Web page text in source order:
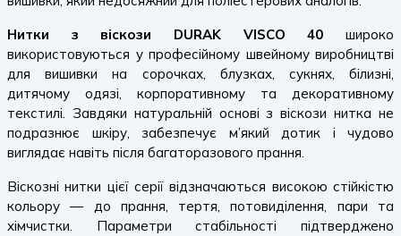
Нитки з віскози DURAK VISCO 40 широко
використовуються у професійному швейному виробництві
для вишивки на сорочках, блузках, сукнях, білизні,
дитячому одязі, корпоративному та декоративному
текстилі. Завдяки натуральній основі з віскози нитка не
подразнює шкіру, забезпечує м’який дотик і чудово
виглядає навіть після багаторазового прання.
Віскозні нитки цієї серії відзначаються високою стійкістю
кольору — до прання, тертя, потовиділення, пари та
хімчистки. Параметри стабільності підтверджено